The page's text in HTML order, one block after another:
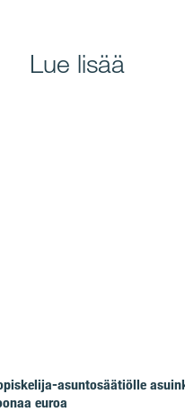
Lue lisää
asuntosäätiölle
euroa